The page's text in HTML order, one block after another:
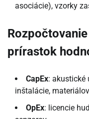
asociácie), vzorky
prírastok
CapEx: akustické
inštalácie,
OpEx: licencie